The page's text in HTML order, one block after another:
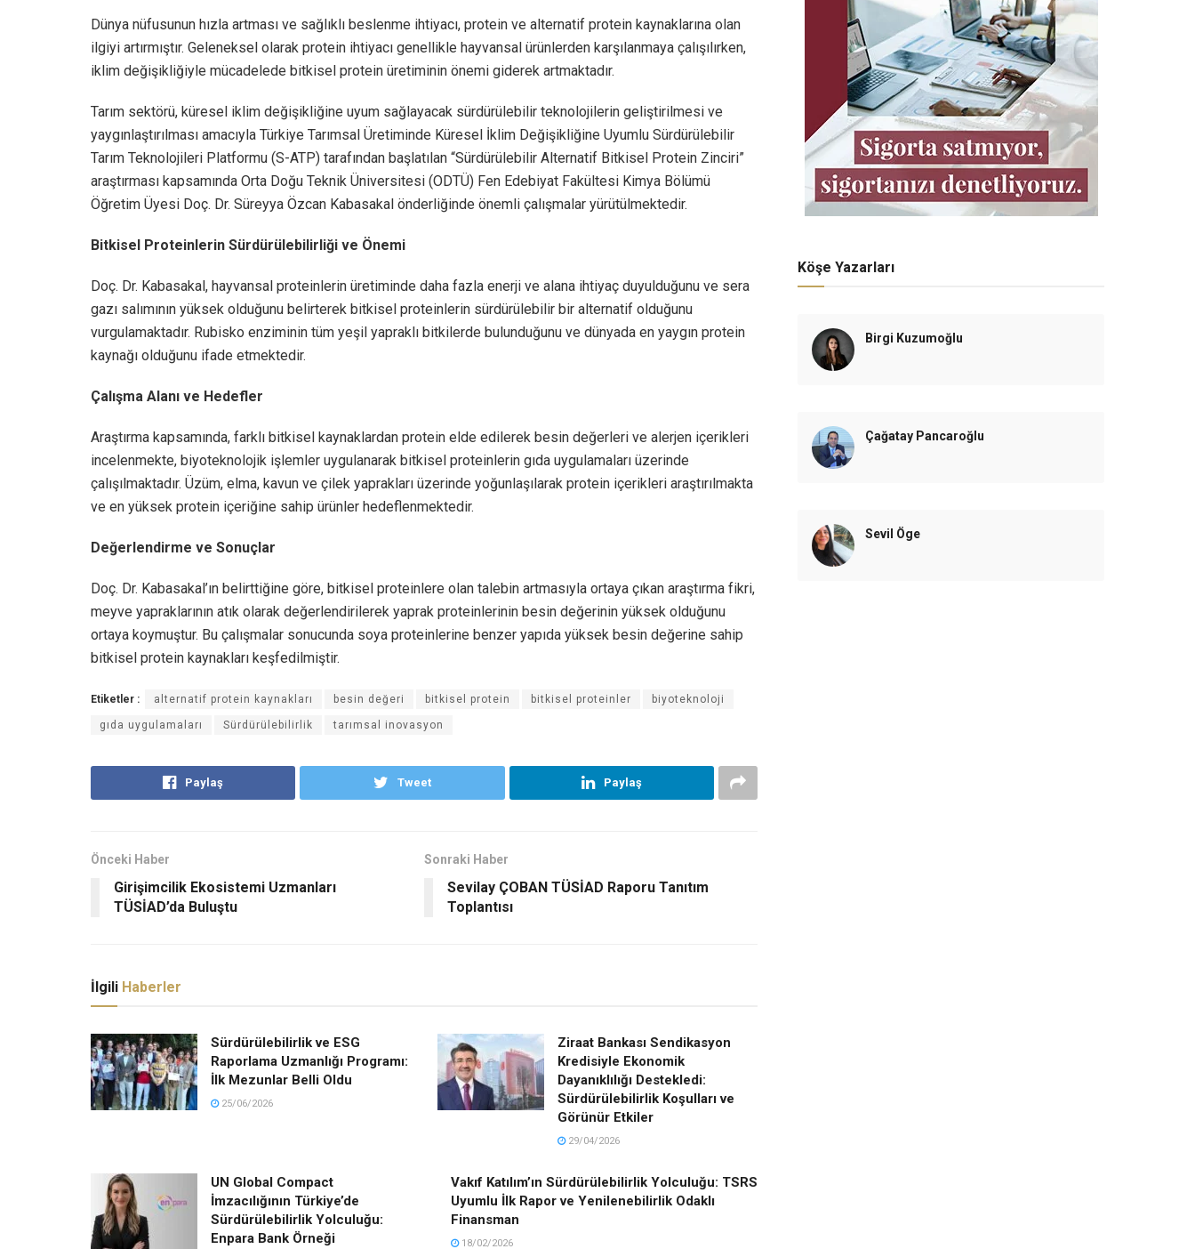
Dünya nüfusunun hızla artması ve sağlıklı beslenme ihtiyacı, protein ve alternatif protein kaynaklarına olan
ilgiyi artırmıştır. Geleneksel olarak protein ihtiyacı genellikle hayvansal ürünlerden karşılanmaya çalışılırken,
iklim değişikliğiyle mücadelede bitkisel protein üretiminin önemi giderek artmaktadır.
Tarım sektörü, küresel iklim değişikliğine uyum sağlayacak sürdürülebilir teknolojilerin geliştirilmesi ve
yaygınlaştırılması amacıyla Türkiye Tarımsal Üretiminde Küresel İklim Değişikliğine Uyumlu Sürdürülebilir
Tarım Teknolojileri Platformu (S-ATP) tarafından başlatılan “Sürdürülebilir Alternatif Bitkisel Protein Zinciri”
araştırması kapsamında Orta Doğu Teknik Üniversitesi (ODTÜ) Fen Edebiyat Fakültesi Kimya Bölümü
Öğretim Üyesi Doç. Dr. Süreyya Özcan Kabasakal önderliğinde önemli çalışmalar yürütülmektedir.
Bitkisel Proteinlerin Sürdürülebilirliği ve Önemi
Doç. Dr. Kabasakal, hayvansal proteinlerin üretiminde daha fazla enerji ve alana ihtiyaç duyulduğunu ve sera
gazı salımının yüksek olduğunu belirterek bitkisel proteinlerin sürdürülebilir bir alternatif olduğunu
vurgulamaktadır. Rubisko enziminin tüm yeşil yapraklı bitkilerde bulunduğunu ve dünyada en yaygın protein
kaynağı olduğunu ifade etmektedir.
Çalışma Alanı ve Hedefler
Araştırma kapsamında, farklı bitkisel kaynaklardan protein elde edilerek besin değerleri ve alerjen içerikleri
incelenmekte, biyoteknolojik işlemler uygulanarak bitkisel proteinlerin gıda uygulamaları üzerinde
çalışılmaktadır. Üzüm, elma, kavun ve çilek yaprakları üzerinde yoğunlaşılarak protein içerikleri araştırılmakta
ve en yüksek protein içeriğine sahip ürünler hedeflenmektedir.
Değerlendirme ve Sonuçlar
Doç. Dr. Kabasakal’ın belirttiğine göre, bitkisel proteinlere olan talebin artmasıyla ortaya çıkan araştırma fikri,
meyve yapraklarının atık olarak değerlendirilerek yaprak proteinlerinin besin değerinin yüksek olduğunu
ortaya koymuştur. Bu çalışmalar sonucunda soya proteinlerine benzer yapıda yüksek besin değerine sahip
bitkisel protein kaynakları keşfedilmiştir.
Etiketler : alternatif protein kaynakları besin değeri bitkisel protein bitkisel proteinler biyoteknoloji
gıda uygulamaları Sürdürülebilirlik tarımsal inovasyon
Paylaş Tweet Paylaş
Önceki Haber
Girişimcilik Ekosistemi Uzmanları
TÜSİAD’da Buluştu
Sonraki Haber
Sevilay ÇOBAN TÜSİAD Raporu Tanıtım
Toplantısı
İlgili Haberler
Sürdürülebilirlik ve ESG
Raporlama Uzmanlığı Programı:
İlk Mezunlar Belli Oldu
25/06/2026
Ziraat Bankası Sendikasyon
Kredisiyle Ekonomik
Dayanıklılığı Destekledi:
Sürdürülebilirlik Koşulları ve
Görünür Etkiler
29/04/2026
UN Global Compact
İmzacılığının Türkiye’de
Sürdürülebilirlik Yolculuğu:
Enpara Bank Örneği
Vakıf Katılım’ın Sürdürülebilirlik Yolculuğu: TSRS
Uyumlu İlk Rapor ve Yenilenebilirlik Odaklı
Finansman
18/02/2026
Köşe Yazarları
Birgi Kuzumoğlu
Çağatay Pancaroğlu
Sevil Öge